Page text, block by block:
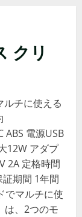
クリ
チに使える
ABS 電源USB
12W アダプ
2A 定格時間
期間 1年間
でマルチに使
は、2つのモ